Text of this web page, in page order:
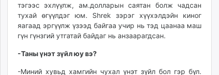
тэгээс эхлүүлж, ам.долларын саятан болж чадсан
тухай өгүүлдэг юм. Shrek зэрэг хүүхэлдэйн киног
яагаад эргүүлж үзээд байгаа учир нь тэд цаанаа маш
гүн гүнзгий утгатай байдаг нь анзаарагдсан.
-Таны үнэт зүйл юу вэ?
-Миний хувьд хамгийн чухал үнэт зүйл бол гэр бүл.